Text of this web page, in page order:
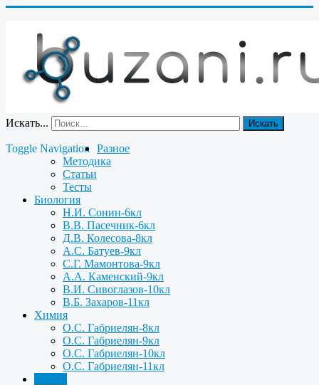
Искать... Искать
Toggle Navigation
Разное
Методика
Статьи
Тесты
Биология
Н.И. Сонин-6кл
В.В. Пасечник-6кл
Д.В. Колесова-8кл
А.С. Батуев-9кл
С.Г. Мамонтова-9кл
А.А. Каменский-9кл
В.И. Сивоглазов-10кл
В.Б. Захаров-11кл
Химия
О.С. Габриелян-8кл
О.С. Габриелян-9кл
О.С. Габриелян-10кл
О.С. Габриелян-11кл